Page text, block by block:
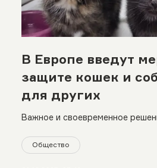
В Европе введут
защите кошек и
для других
Важное и своевременное
Общество